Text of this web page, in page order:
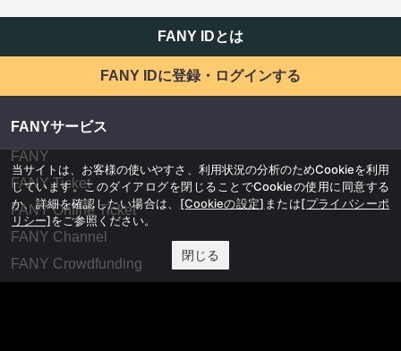
FANY IDとは
FANY IDに登録・ログインする
FANYサービス
FANY
FANY Ticket
FANY Online Ticket
FANY Channel
FANY Crowdfunding
当サイトは、お客様の使いやすさ、利用状況の分析のためCookieを利用
しています。このダイアログを閉じることでCookieの使用に同意する
か、詳細を確認したい場合は、 [Cookieの設定] または[プライバシーポ
リシー]をご参照ください。
閉じる